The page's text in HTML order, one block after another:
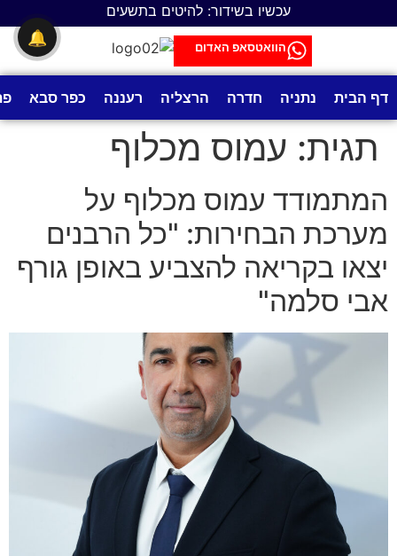
עכשיו בשידור: להיטים בתשעים
הוואטסאפ האדום
דף הבית נתניה חדרה הרצליה רעננה כפר סבא
תגית: עמוס מכלוף
המתמודד עמוס מכלוף על
מערכת הבחירות: "כל הרבנים
יצאו בקריאה להצביע באופן גורף
אבי סלמה"
🔔